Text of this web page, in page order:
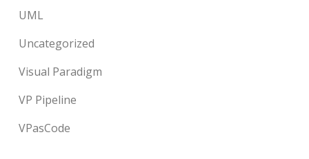
UML
Uncategorized
Visual Paradigm
VP Pipeline
VPasCode